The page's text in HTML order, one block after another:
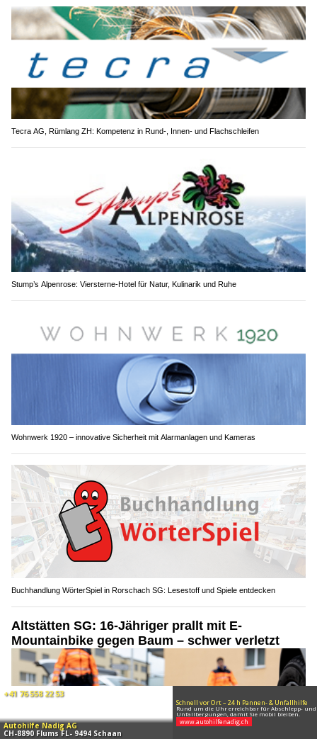
Tecra AG, Rümlang ZH: Kompetenz in Rund-, Innen- und Flachschleifen
Stump’s Alpenrose: Viersterne-Hotel für Natur, Kulinarik und Ruhe
Wohnwerk 1920 – innovative Sicherheit mit Alarmanlagen und Kameras
Buchhandlung WörterSpiel in Rorschach SG: Lesestoff und Spiele entdecken
Altstätten SG: 16-Jähriger prallt mit E-
Mountainbike gegen Baum – schwer verletzt